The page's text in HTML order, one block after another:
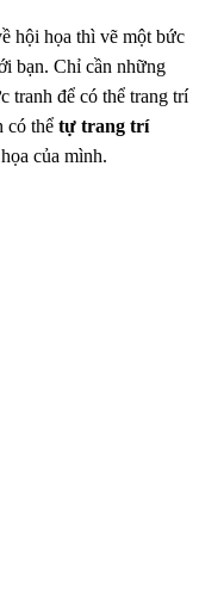
hội họa thì vẽ một bức
bạn. Chỉ cần những
tranh để có thể trang trí
có thể tự trang trí
của mình.